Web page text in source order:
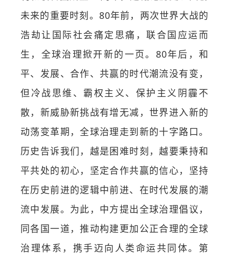
未来的重要时刻。80年前，两次世界大战的
浩劫让国际社会痛定思痛，联合国应运而
生，全球治理掀开新的一页。80年后，和
平、发展、合作、共赢的时代潮流没有变，
但冷战思维、霸权主义、保护主义阴霾不
散，新威胁新挑战有增无减，世界进入新的
动荡变革期，全球治理走到新的十字路口。
历史告诉我们，越是困难时刻，越要秉持和
平共处的初心，坚定合作共赢的信心，坚持
在历史前进的逻辑中前进、在时代发展的潮
流中发展。为此，中方提出全球治理倡议，
同各国一道，推动构建更加公正合理的全球
治理体系，携手迈向人类命运共同体。第